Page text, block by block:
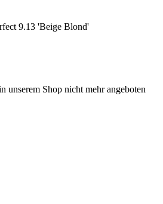
9.13 'Beige Blond'
unserem Shop nicht mehr angeboten